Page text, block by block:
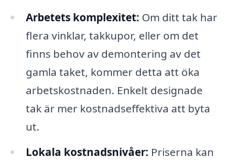
Arbetets komplexitet: Om ditt tak har
flera vinklar, takkupor, eller om det
finns behov av demontering av det
gamla taket, kommer detta att öka
arbetskostnaden. Enkelt designade
tak är mer kostnadseffektiva att byta
ut.
Lokala kostnadsnivåer: Priserna kan